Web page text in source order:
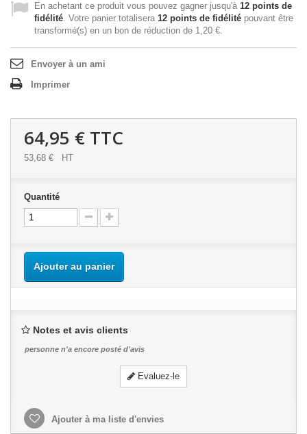
En achetant ce produit vous pouvez gagner jusqu'à 12 points de
fidélité. Votre panier totalisera 12 points de fidélité pouvant être
transformé(s) en un bon de réduction de 1,20 €.
Envoyer à un ami
Imprimer
64,95 € TTC
53,68 € HT
Quantité
Ajouter au panier
Notes et avis clients
personne n'a encore posté d'avis
Evaluez-le
Ajouter à ma liste d'envies